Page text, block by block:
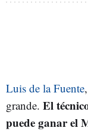
Luis de la Fuente
grande. El
puede ganar el